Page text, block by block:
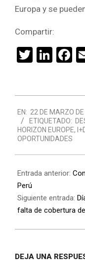
Europa y se
Compartir:
Twitter
03-
22
EN: 22 DE MARZO
ETIQUETADO:
HORIZON EUROPE,
OPORTUNIDADES
Entrada anterior:
Perú
Siguiente entrada:
falta de cobertura
DEJA UNA